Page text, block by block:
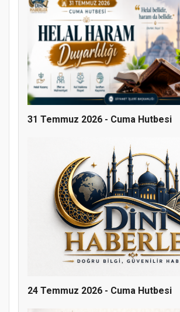
Doğanyol'da Temel Dini
Gerçekleştirildi
31 Temmuz 2026 - Cuma Hutbesi
24 Temmuz 2026 - Cuma Hutbesi